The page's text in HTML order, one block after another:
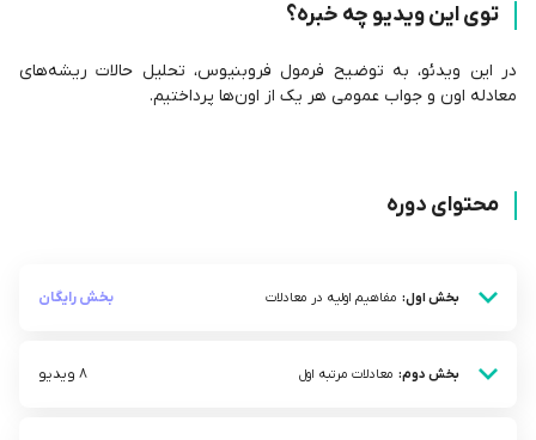
توی این ویدیو چه خبره؟
در این ویدئو، به توضیح فرمول فروبنیوس، تحلیل حالات ریشه‌های
معادله اون و جواب عمومی هر یک از اون‌ها پرداختیم.
محتوای دوره
بخش اول: مفاهیم اولیه در معادلات بخش رایگان
بخش دوم: معادلات مرتبه اول 8 ویدیو